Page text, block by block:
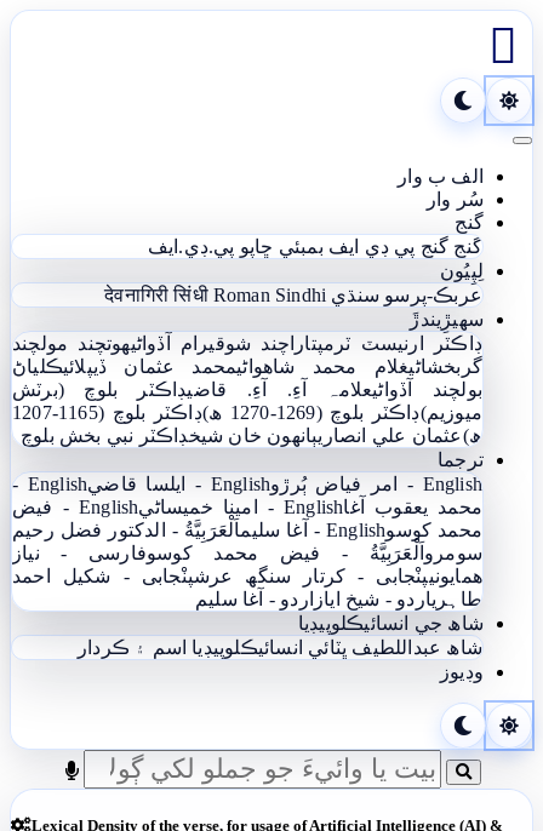

Toggle navigation
الف ب وار
سُر وار
گنج
گنج گنج پي ڊي ايف بمبئي ڇاپو پي.ڊي.ايف
لِپِيُون
عربڪ-پرسو سنڌي
देवनागिरी सिंधी Roman Sindhi
سھيڙِيندڙَ
ڊاڪٽر ارنيسٽ ٽرمپتاراچند شوقيرام آڏواڻيھوتچند مولچند
گربخشاڻيغلام محمد شاھواڻيمحمد عثمان ڏيپلائيڪلياڻ
بولچند آڏواڻيعلامہ آءِ. آءِ. قاضيڊاڪٽر بلوچ (برٽش
ميوزيم)ڊاڪٽر بلوچ (1269-1270 ھ)
ڊاڪٽر بلوچ (1165-1207
ھ)عثمان علي انصاريٻانهون خان شيخڊاڪٽر نبي بخش بلوچ
ترجما
English - امر فياض ٻُرڙو
English - ايلسا قاضي
English -
محمد يعقوب آغاEnglish - امينا خميساڻي
English - فيض
محمد کوسوEnglish - آغا سليم
اَلْعَرَبِيَّةُ - الدکتور فضل رحیم
سومرو اَلْعَرَبِيَّةُ - فيض محمد کوسوفارسی - نياز
ھمايونيپنْجابی - کرتار سنگھ عرشپنْجابی - شکیل احمد
طاہریاردو - شيخ اياز اردو - آغا سليم
شاھ جي انسائيڪلوپيڊيا
شاھ عبداللطيف ڀٽائي انسائيڪلوپيڊيا اسم ۽ ڪردار
وڊيوز
Lexical Density of the verse, for usage of Artificial Intelligence (AI) &